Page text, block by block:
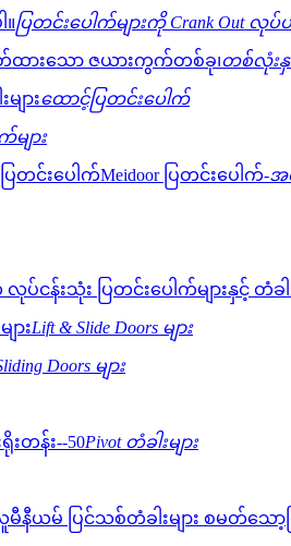
ပြတင်းပေါက်များကို Crank Out လုပ်ပ
တစ်လုံးနှ
ထောင့်ပြတင်းပေါက်
များ
အ
Lift & Slide Doors များ
Doors များ
Pivot တံခါးများ